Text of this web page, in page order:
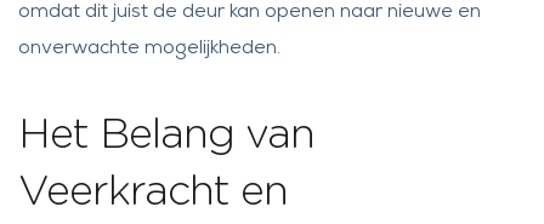
omdat dit juist de deur kan openen naar nieuwe en
onverwachte mogelijkheden.
Het Belang van
Veerkracht en